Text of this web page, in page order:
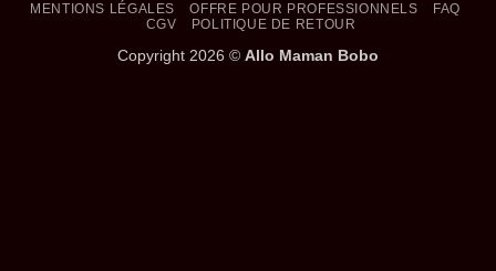
MENTIONS LÉGALES OFFRE POUR PROFESSIONNELS
FAQ
CGV
POLITIQUE DE RETOUR
Copyright 2026 © Allo Maman Bobo